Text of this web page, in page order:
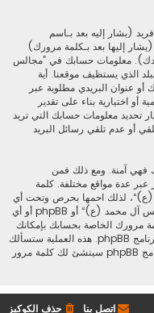
(يشار إليه بعد بـاسم
إليها بعد بـكلمة مرورك)
معلومات حسابك في ”مجالس
الذي يستظيف موقعنا. أية
عنوان البريدي مطلوبة عبر
اختيارية بناء على تقدير
تحديد معلومات حسابك التي تريد
أو عدم تلقي رسائل البريد
فهي آمنة. ومع ذلك فمن
عدة مواقع مختلفة. كلمة
لذلك احمها بحرص وتحت أي
ظرف من الظروف لا تعطها أحدًا لها علاقة بـ”مجالس آل محمد (ع)“ أو phpBB أو أي
الخاصة بحسابك بإمكانك
استعمال خدمة ”فقدت كلمة المرور“ المقدمة من برنامج phpBB. هذه العملية ستسألك
عن اسم عضويتك وبريدك الإلكتروني وبعد ذلك برنامج phpBB سينشئ لك كلمة مرور
حذف الكوكيز اتصل بنا